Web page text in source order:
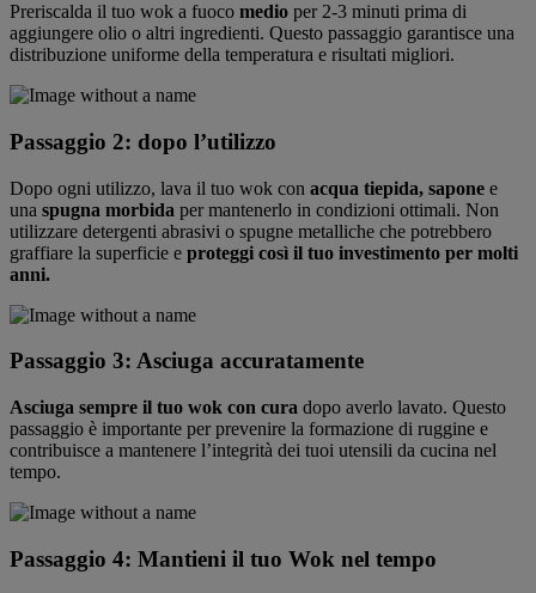
Preriscalda il tuo wok a fuoco medio per 2-3 minuti prima di
aggiungere olio o altri ingredienti. Questo passaggio garantisce una
distribuzione uniforme della temperatura e risultati migliori.
Passaggio 2: dopo l’utilizzo
Dopo ogni utilizzo, lava il tuo wok con acqua tiepida, sapone e
una spugna morbida per mantenerlo in condizioni ottimali. Non
utilizzare detergenti abrasivi o spugne metalliche che potrebbero
graffiare la superficie e proteggi così il tuo investimento per molti
anni.
Passaggio 3: Asciuga accuratamente
Asciuga sempre il tuo wok con cura dopo averlo lavato. Questo
passaggio è importante per prevenire la formazione di ruggine e
contribuisce a mantenere l’integrità dei tuoi utensili da cucina nel
tempo.
Passaggio 4: Mantieni il tuo Wok nel tempo